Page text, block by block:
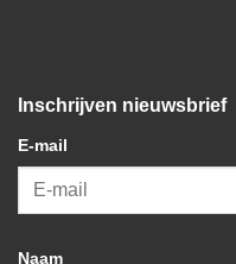
Inschrijven nieuwsbrief
E-mail
Naam